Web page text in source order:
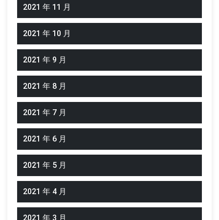
2021 年 11 月
2021 年 10 月
2021 年 9 月
2021 年 8 月
2021 年 7 月
2021 年 6 月
2021 年 5 月
2021 年 4 月
2021 年 3 月